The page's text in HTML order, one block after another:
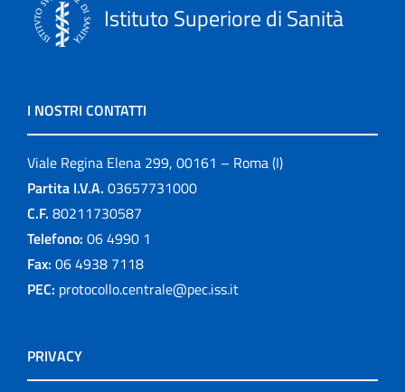
Istituto Superiore di Sanità
I NOSTRI CONTATTI
Viale Regina Elena 299, 00161 – Roma (I)
Partita I.V.A. 03657731000
C.F. 80211730587
Telefono: 06 4990 1
Fax: 06 4938 7118
PEC: protocollo.centrale@pec.iss.it
PRIVACY